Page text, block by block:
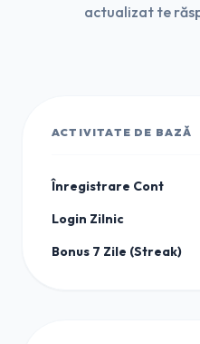
actualizat te
ACTIVITATE DE BAZĂ
Înregistrare Cont
Login Zilnic
Bonus 7 Zile (Streak)